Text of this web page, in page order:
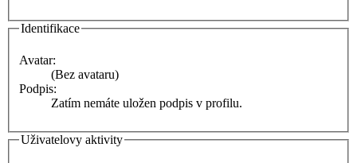
Identifikace
Avatar:
(Bez avataru)
Podpis:
Zatím nemáte uložen podpis v profilu.
Uživatelovy aktivity